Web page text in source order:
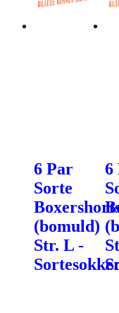
6 Par
Sorte
(bomuld)
Str. L -
6